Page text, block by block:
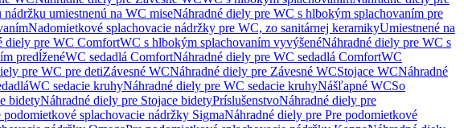
umiestnenú na WC miseNáhradné diely pre WC s hlbokým splachovaním pre
Nadomietkové splachovacie nádržky pre WC, zo sanitárnej keramikyUmiestnené na
diely pre WC ComfortWC s hlbokým splachovaním vyvýšenéNáhradné diely pre WC s
predĺženéWC sedadlá ComfortNáhradné diely pre WC sedadlá ComfortWC
pre WC pre detiZávesné WCNáhradné diely pre Závesné WCStojace WCNáhradné
WC sedacie kruhyNáhradné diely pre WC sedacie kruhyNášľapné WCSo
bidetyNáhradné diely pre Stojace bidetyPríslušenstvoNáhradné diely pre
podomietkové splachovacie nádržky SigmaNáhradné diely pre Pre podomietkové